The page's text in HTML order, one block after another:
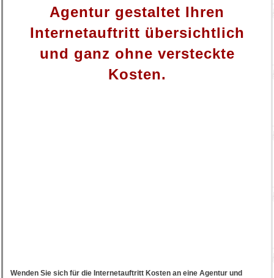
Agentur gestaltet Ihren
Internetauftritt übersichtlich
und ganz ohne versteckte
Kosten.
Wenden Sie sich für die Internetauftritt Kosten an eine Agentur und